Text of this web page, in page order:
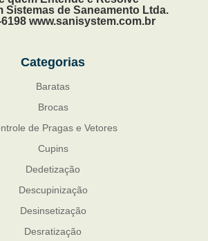
Sistemas de Saneamento Ltda.
6198 www.sanisystem.com.br
Categorias
Baratas
Brocas
de Pragas e Vetores
Cupins
Dedetização
Descupinização
Desinsetização
Desratização